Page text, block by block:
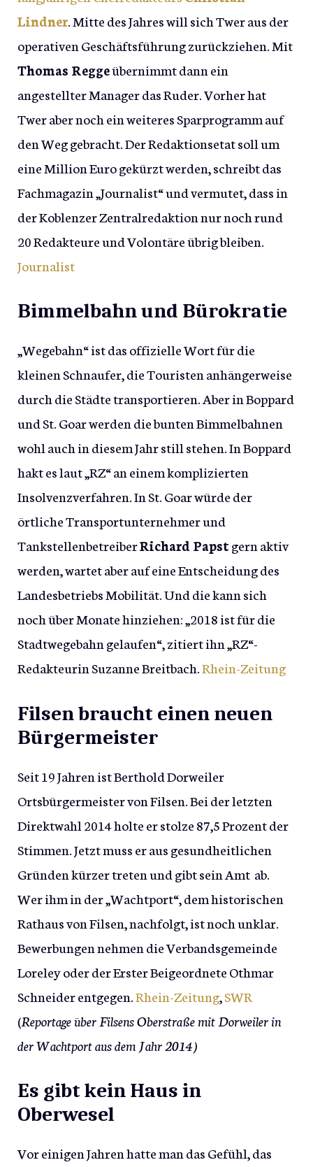
Lindner. Mitte des Jahres will sich Twer aus der
operativen Geschäftsführung zurückziehen. Mit
Thomas Reggeübernimmt dann ein
angestellter Manager das Ruder. Vorher hat
Twer aber noch ein weiteres Sparprogramm auf
den Weg gebracht. Der Redaktionsetat soll um
eine Million Euro gekürzt werden, schreibt das
Fachmagazin „Journalist“ und vermutet, dass in
der Koblenzer Zentralredaktion nur noch rund
20 Redakteure und Volontäre übrig bleiben.
Journalist
Bimmelbahn und Bürokratie
„Wegebahn“ ist das offizielle Wort für die
kleinen Schnaufer, die Touristen anhängerweise
durch die Städte transportieren. Aber in Boppard
und St. Goar werden die bunten Bimmelbahnen
wohl auch in diesem Jahr still stehen. In Boppard
hakt es laut „RZ“ an einem komplizierten
Insolvenzverfahren. In St. Goar würde der
örtliche Transportunternehmer und
TankstellenbetreiberRichard Papstgern aktiv
werden, wartet aber auf eine Entscheidung des
Landesbetriebs Mobilität. Und die kann sich
noch über Monate hinziehen: „2018 ist für die
Stadtwegebahn gelaufen“, zitiert ihn „RZ“-
Redakteurin Suzanne Breitbach.Rhein-Zeitung
Filsen braucht einen neuen
Bürgermeister
Seit 19 Jahren ist Berthold Dorweiler
Ortsbürgermeister von Filsen. Bei der letzten
Direktwahl 2014 holte er stolze 87,5 Prozent der
Stimmen. Jetzt muss er aus gesundheitlichen
Gründen kürzer treten und gibt sein Amt ab.
Wer ihm in der „Wachtport“, dem historischen
Rathaus von Filsen, nachfolgt, ist noch unklar.
Bewerbungen nehmen die Verbandsgemeinde
Loreley oder der Erster Beigeordnete Othmar
Schneider entgegen.Rhein-Zeitung,SWR
(Reportage über Filsens Oberstraße mit Dorweiler in
der Wachtport aus dem Jahr 2014)
Es gibt kein Haus in
Oberwesel
Vor einigen Jahren hatte man das Gefühl, das